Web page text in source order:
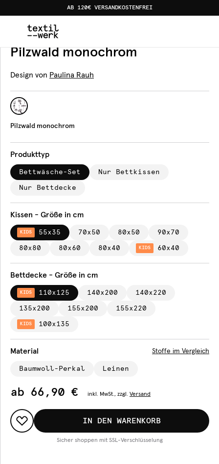
AB 120€ VERSANDKOSTENFREI
Produkte Bettwäsche Pilzwald monochrom
Bettwäsche
Pilzwald monochrom
Design von Paulina Rauh
Pilzwald monochrom
Produkttyp
Bettwäsche-Set Nur Bettkissen
Nur Bettdecke
Kissen - Größe in cm
KIDS 55x35 70x50 80x50 90x70
80x80 80x60 80x40 KIDS 60x40
Bettdecke - Größe in cm
KIDS 110x125 140x200 140x220
135x200 155x200 155x220
KIDS 100x135
Material Stoffe im Vergleich
Baumwoll-Perkal Leinen
ab 66,90 € inkl. MwSt., zzgl. Versand
IN DEN WARENKORB
Sicher shoppen mit SSL-Verschlüsselung